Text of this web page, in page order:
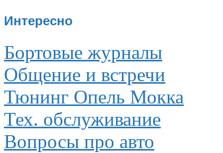
Интересно
Бортовые журналы
Общение и встречи
Тюнинг Опель Мокка
Тех. обслуживание
Вопросы про авто